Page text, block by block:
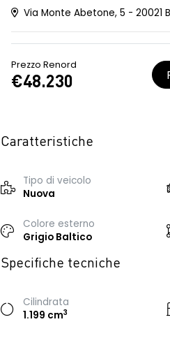
Via Monte Abetone, 5 - 20021
Prezzo Renord
€48.230
Caratteristiche
Tipo di veicolo
Nuova
Colore esterno
Grigio Baltico
Specifiche tecniche
Cilindrata
1.199 cm3